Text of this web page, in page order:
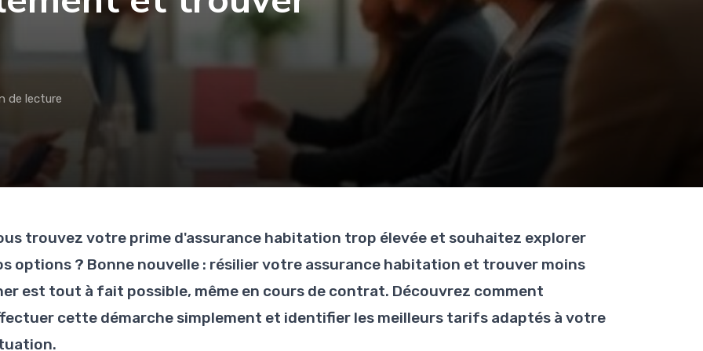
de lecture
trouvez votre prime d'assurance habitation trop élevée et souhaitez explorer
options ? Bonne nouvelle : résilier votre assurance habitation et trouver moins
est tout à fait possible, même en cours de contrat. Découvrez comment
cette démarche simplement et identifier les meilleurs tarifs adaptés à votre